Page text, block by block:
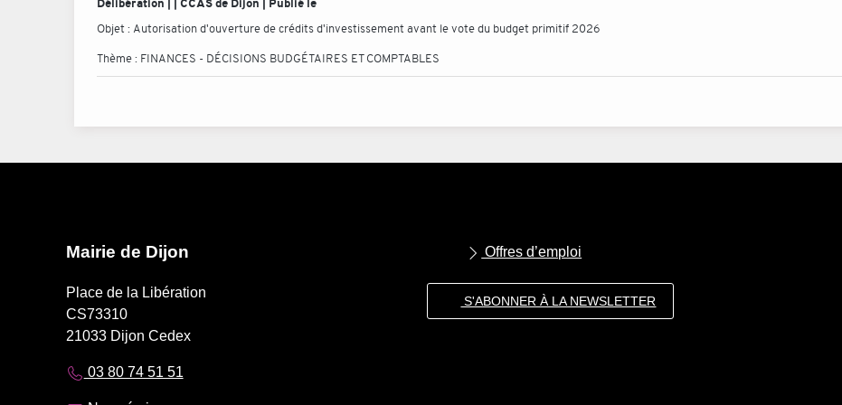
Délibération | | CCAS de Dijon | Publié le
Objet : Autorisation d'ouverture de crédits d'investissement avant le vote du budget primitif 2026
Thème : FINANCES - DÉCISIONS BUDGÉTAIRES ET COMPTABLES
Mairie de Dijon
Place de la Libération
CS73310
21033 Dijon Cedex
03 80 74 51 51
Offres d’emploi
S'ABONNER À LA NEWSLETTER